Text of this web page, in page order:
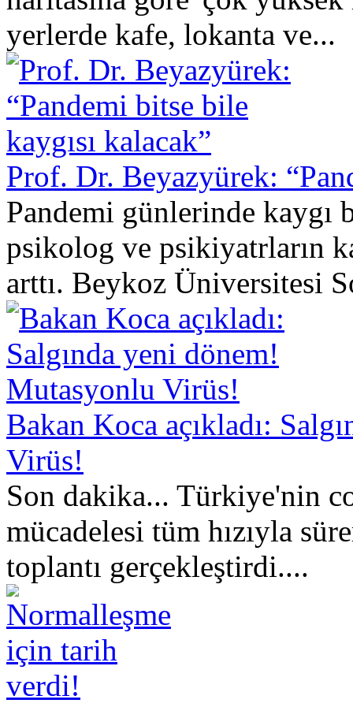
yerlerde kafe, lokanta ve...
Prof. Dr. Beyazyürek:
Pandemi günlerinde
psikolog ve psikiyatrların
arttı. Beykoz Üniversitesi
Bakan Koca açıkladı:
Virüs!
Son dakika... Türkiye'nin
mücadelesi tüm hızıyla
toplantı gerçekleştirdi....